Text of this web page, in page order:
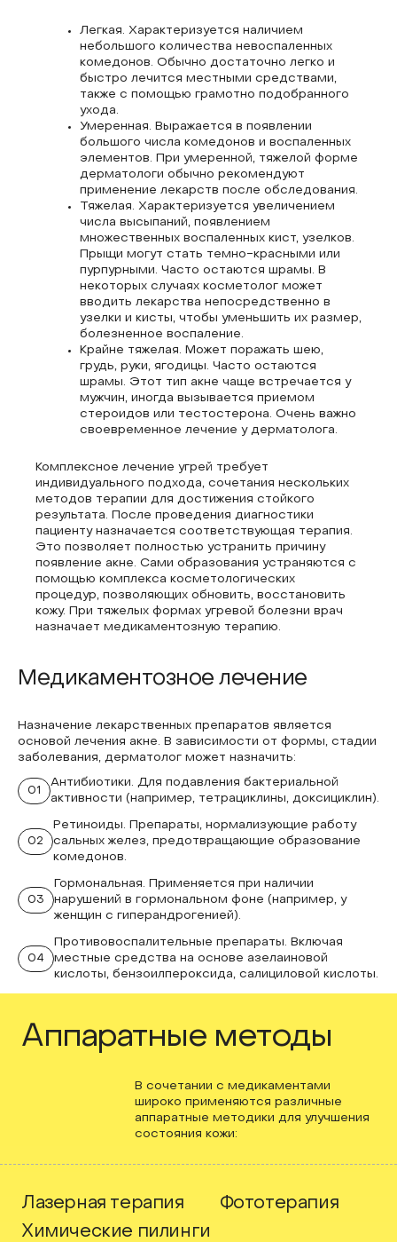
Легкая. Характеризуется наличием
небольшого количества невоспаленных
комедонов. Обычно достаточно легко и
быстро лечится местными средствами,
также с помощью грамотно подобранного
ухода.
Умеренная. Выражается в появлении
большого числа комедонов и воспаленных
элементов. При умеренной, тяжелой форме
дерматологи обычно рекомендуют
применение лекарств после обследования.
Тяжелая. Характеризуется увеличением
числа высыпаний, появлением
множественных воспаленных кист, узелков.
Прыщи могут стать темно-красными или
пурпурными. Часто остаются шрамы. В
некоторых случаях косметолог может
вводить лекарства непосредственно в
узелки и кисты, чтобы уменьшить их размер,
болезненное воспаление.
Крайне тяжелая. Может поражать шею,
грудь, руки, ягодицы. Часто остаются
шрамы. Этот тип акне чаще встречается у
мужчин, иногда вызывается приемом
стероидов или тестостерона. Очень важно
своевременное лечение у дерматолога.
Комплексное лечение угрей требует
индивидуального подхода, сочетания нескольких
методов терапии для достижения стойкого
результата. После проведения диагностики
пациенту назначается соответствующая терапия.
Это позволяет полностью устранить причину
появление акне. Сами образования устраняются с
помощью комплекса косметологических
процедур, позволяющих обновить, восстановить
кожу. При тяжелых формах угревой болезни врач
назначает медикаментозную терапию.
Медикаментозное лечение
Назначение лекарственных препаратов является
основой лечения акне. В зависимости от формы, стадии
заболевания, дерматолог может назначить:
01
Антибиотики. Для подавления бактериальной
активности (например, тетрациклины, доксициклин).
02
Ретиноиды. Препараты, нормализующие работу
сальных желез, предотвращающие образование
комедонов.
03
Гормональная. Применяется при наличии
нарушений в гормональном фоне (например, у
женщин с гиперандрогенией).
04
Противовоспалительные препараты. Включая
местные средства на основе азелаиновой
кислоты, бензоилпероксида, салициловой кислоты.
Аппаратные методы
В сочетании с медикаментами
широко применяются различные
аппаратные методики для улучшения
состояния кожи:
Лазерная терапия
Фототерапия
Химические пилинги